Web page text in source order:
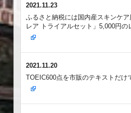
2021.11.23
ふるさと納税には国内産スキンケ
レア トライアルセット」5,000円の
2021.11.20
TOEIC600点を市販のテキストだけ